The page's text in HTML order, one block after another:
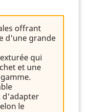
offrant
d'une grande
qui
et une
d'adapter
le